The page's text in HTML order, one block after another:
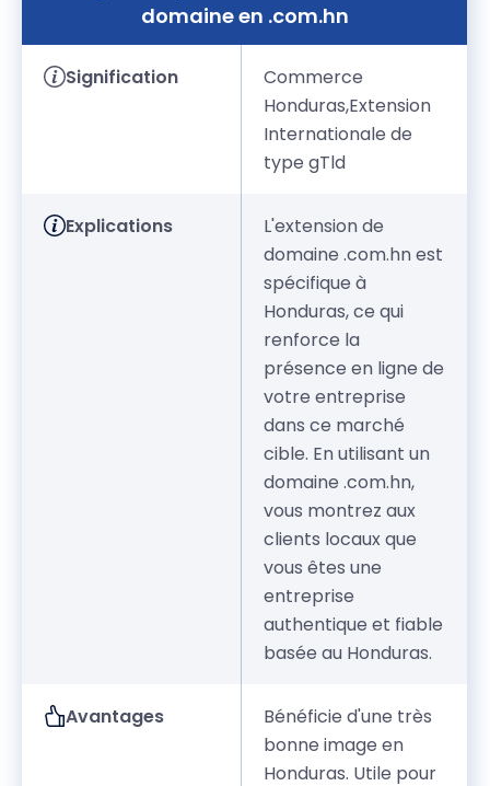
domaine en .com.hn
Signification
Commerce
Honduras,Extension
Internationale de
type gTld
Explications
L'extension de
domaine .com.hn est
spécifique à
Honduras, ce qui
renforce la
présence en ligne de
votre entreprise
dans ce marché
cible. En utilisant un
domaine .com.hn,
vous montrez aux
clients locaux que
vous êtes une
entreprise
authentique et fiable
basée au Honduras.
Avantages
Bénéficie d'une très
bonne image en
Honduras. Utile pour